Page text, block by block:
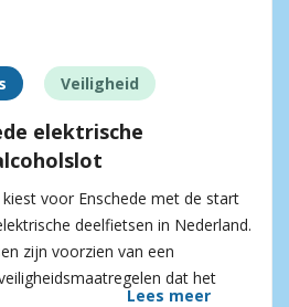
Veiligheid
elektrische
voor Enschede met de start
deelfietsen in Nederland.
zijn voorzien van een
dat het
Lees meer